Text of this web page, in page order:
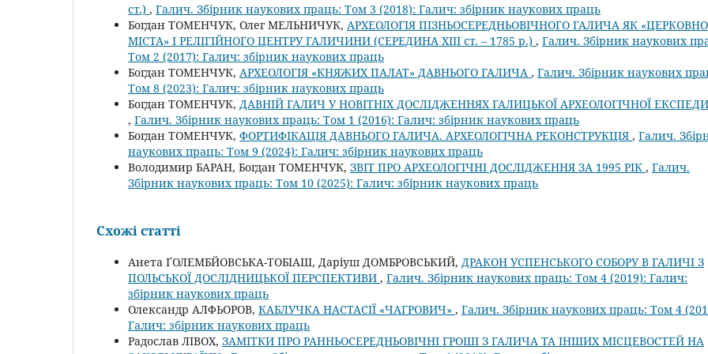
ст.) , Галич. Збірник наукових праць: Том 3 (2018): Галич: збірник наукових праць
Богдан ТОМЕНЧУК, Олег МЕЛЬНИЧУК, АРХЕОЛОГІЯ ПІЗНЬОСЕРЕДНЬОВІЧНОГО ГАЛИЧА ЯК
МІСТА» І РЕЛІГІЙНОГО ЦЕНТРУ ГАЛИЧИНИ (СЕРЕДИНА ХІІІ ст. – 1785 р.) , Галич. Збірник наукових
Том 2 (2017): Галич: збірник наукових праць
Богдан ТОМЕНЧУК, АРХЕОЛОГІЯ «КНЯЖИХ ПАЛАТ» ДАВНЬОГО ГАЛИЧА , Галич. Збірник наукових
Том 8 (2023): Галич: збірник наукових праць
Богдан ТОМЕНЧУК, ДАВНІЙ ГАЛИЧ У НОВІТНІХ ДОСЛІДЖЕННЯХ ГАЛИЦЬКОЇ АРХЕОЛОГІЧНОЇ
, Галич. Збірник наукових праць: Том 1 (2016): Галич: збірник наукових праць
Богдан ТОМЕНЧУК, ФОРТИФІКАЦІЯ ДАВНЬОГО ГАЛИЧА. АРХЕОЛОГІЧНА РЕКОНСТРУКЦІЯ , Галич.
наукових праць: Том 9 (2024): Галич: збірник наукових праць
Володимир БАРАН, Богдан ТОМЕНЧУК, ЗВІТ ПРО АРХЕОЛОГІЧНІ ДОСЛІДЖЕННЯ ЗА 1995 РІК , Галич.
Збірник наукових праць: Том 10 (2025): Галич: збірник наукових праць
Схожі статті
Анета ҐОЛЕМБЙОВСЬКА-ТОБІАШ, Даріуш ДОМБРОВСЬКИЙ, ДРАКОН УСПЕНСЬКОГО СОБОРУ В ГАЛИЧІ З
ПОЛЬСЬКОЇ ДОСЛІДНИЦЬКОЇ ПЕРСПЕКТИВИ , Галич. Збірник наукових праць: Том 4 (2019): Галич:
збірник наукових праць
Олександр АЛФЬОРОВ, КАБЛУЧКА НАСТАСІЇ «ЧАГРОВИЧ» , Галич. Збірник наукових праць: Том 4
Галич: збірник наукових праць
Радослав ЛІВОХ, ЗАМІТКИ ПРО РАННЬОСЕРЕДНЬОВІЧНІ ГРОШІ З ГАЛИЧА ТА ІНШИХ МІСЦЕВОСТЕЙ НА